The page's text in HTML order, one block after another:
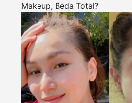
Makeup, Beda Total?